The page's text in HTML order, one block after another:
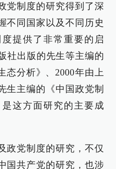
党制度的研究得到了深
不同国家以及不同历史
提供了非常重要的启
社出版的先生等主编的
态分析》、2000年由上
生主编的《中国政党制
这方面研究的主要成
政党制度的研究，不仅
国共产党的研究，也涉